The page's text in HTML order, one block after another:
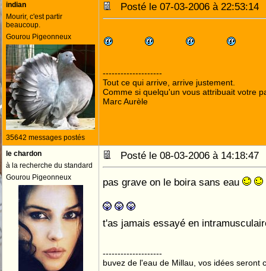
indian
Mourir, c'est partir
beaucoup.
Gourou Pigeonneux
35642 messages postés
Posté le 07-03-2006 à
--------------------
Tout ce qui arrive, arrive justement.
Comme si quelqu'un vous attribuait votre
Marc Aurèle
le chardon
à la recherche du standard
Gourou Pigeonneux
Posté le 08-03-2006 à
pas grave on le boira sans eau
t'as jamais essayé en
--------------------
buvez de l'eau de Millau, vos idées seront